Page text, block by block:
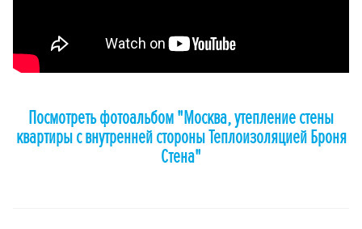
Посмотреть фотоальбом "Москва, утепление стены
квартиры с внутренней стороны Теплоизоляцией Броня
Стена"